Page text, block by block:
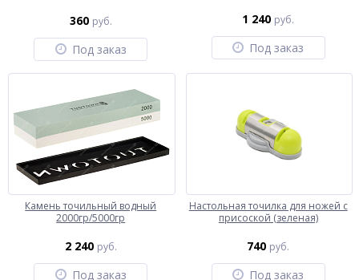
360 руб.
Под заказ
1 240 руб.
Под заказ
Камень точильный водный
2000гр/5000гр
2 240 руб.
Под заказ
Настольная точилка для ножей с
присоской (зеленая)
740 руб.
Под заказ